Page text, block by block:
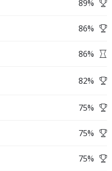
89%
86%
86%
82%
75%
75%
75%